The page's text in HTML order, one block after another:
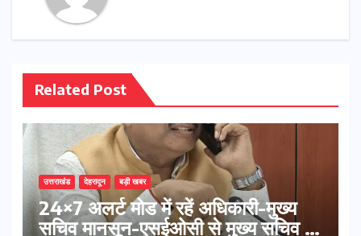
Related Post
उत्तराखंड देहरादून बड़ी खबर
24×7 अलर्ट मोड में रहें अधिकारी-मुख्य
सचिव मानसून-एसईओसी से मुख्य सचिव ने